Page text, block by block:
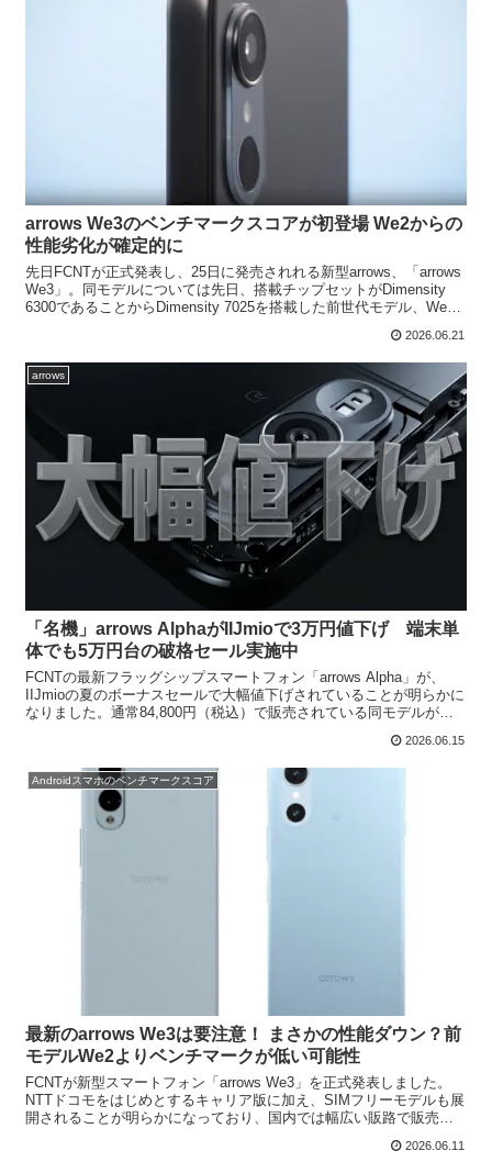
arrows We3のベンチマークスコアが初登場 We2からの
性能劣化が確定的に
先日FCNTが正式発表し、25日に発売されれる新型arrows、「arrows
We3」。同モデルについては先日、搭載チップセットがDimensity
6300であることからDimensity 7025を搭載した前世代モデル、We2
2026.06.21
arrows
「名機」arrows AlphaがIIJmioで3万円値下げ 端末単
体でも5万円台の破格セール実施中
FCNTの最新フラッグシップスマートフォン「arrows Alpha」が、
IIJmioの夏のボーナスセールで大幅値下げされていることが明らかに
なりました。通常84,800円（税込）で販売されている同モデルが、
す。さらに注目したいのは、この価格がMNPや新規契約といった回
線契約を条件とした「のりかえ特価」ではなく、端末単体でも適用
される点です。久々の「当たりモデル」として評価を高めている
arrows Alphaを、5万円台で購入できる貴重なチャンスとなっていま
2026.06.15
Androidスマホのベンチマークスコア
最新のarrows We3は要注意！ まさかの性能ダウン？前
モデルWe2よりベンチマークが低い可能性
FCNTが新型スマートフォン「arrows We3」を正式発表しました。
NTTドコモをはじめとするキャリア版に加え、SIMフリーモデルも展
開されることが明らかになっており、国内では幅広い販路で販売さ
2026.06.11